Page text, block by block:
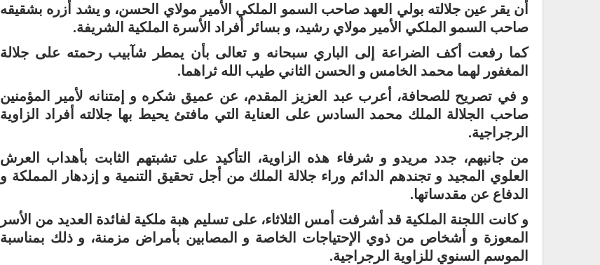
أن يقر عين جلالته بولي العهد صاحب السمو الملكي الأمير مولاي الحسن، و يشد أزره بشقيقه
صاحب السمو الملكي الأمير مولاي رشيد، و بسائر أفراد الأسرة الملكية الشريفة.
كما رفعت أكف الضراعة إلى الباري سبحانه و تعالى بأن يمطر شآبيب رحمته على جلالة
المغفور لهما محمد الخامس و الحسن الثاني طيب الله ثراهما.
و في تصريح للصحافة، أعرب عبد العزيز المقدم، عن عميق شكره و إمتنانه لأمير المؤمنين
صاحب الجلالة الملك محمد السادس على العناية التي مافتئ يحيط بها جلالته أفراد الزاوية
الرجراجية.
من جانبهم، جدد مريدو و شرفاء هذه الزاوية، التأكيد على تشبتهم الثابت بأهداب العرش
العلوي المجيد و تجندهم الدائم وراء جلالة الملك من أجل تحقيق التنمية و إزدهار المملكة و
الدفاع عن مقدساتها.
و كانت اللجنة الملكية قد أشرفت أمس الثلاثاء، على تسليم هبة ملكية لفائدة العديد من الأسر
المعوزة و أشخاص من ذوي الإحتياجات الخاصة و المصابين بأمراض مزمنة، و ذلك بمناسبة
الموسم السنوي للزاوية الرجراجية.